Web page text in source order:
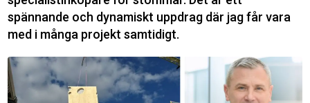
spännande och dynamiskt uppdrag där jag får vara
med i många projekt samtidigt.